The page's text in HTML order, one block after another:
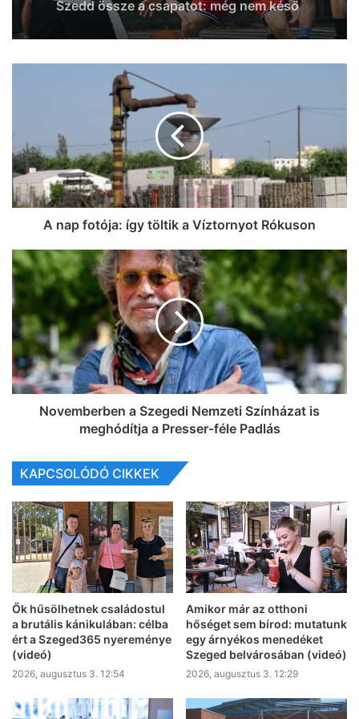
Szedd össze a csapatot: még nem késő
nevezni az ingyenes vasárnapi szegedi
kosárbajnokságra (galéria)
200 fellépővel készül a Coca-Cola SZIN
A nap fotója: így töltik a Víztornyot Rókuson
Novemberben a Szegedi Nemzeti Színházat is
meghódítja a Presser-féle Padlás
KAPCSOLÓDÓ CIKKEK
Ők hűsölhetnek családostul
a brutális kánikulában: célba
ért a Szeged365 nyereménye
(videó)
2026, augusztus 3. 12:54
Amikor már az otthoni
hőséget sem bírod: mutatunk
egy árnyékos menedéket
Szeged belvárosában (videó)
2026, augusztus 3. 12:29